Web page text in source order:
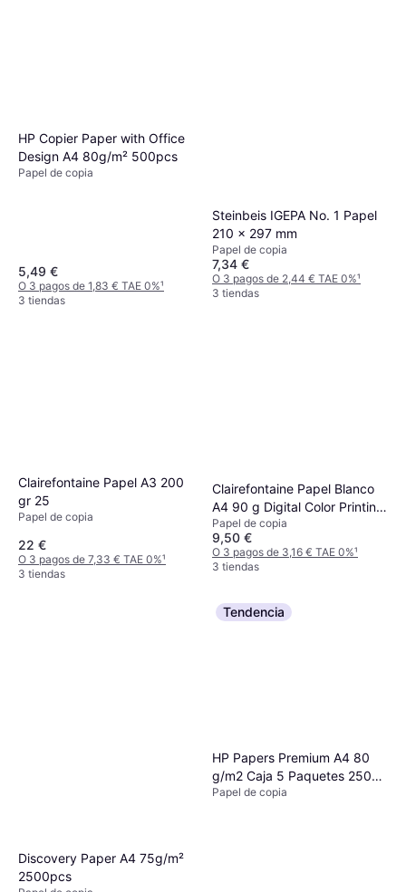
HP Copier Paper with Office
Design A4 80g/m² 500pcs
Papel de copia
5,49 €
O 3 pagos de 1,83 € TAE 0%¹
3 tiendas
Steinbeis IGEPA No. 1 Papel
210 x 297 mm
Papel de copia
7,34 €
O 3 pagos de 2,44 € TAE 0%¹
3 tiendas
Clairefontaine Papel A3 200
gr 25
Papel de copia
22 €
O 3 pagos de 7,33 € TAE 0%¹
3 tiendas
Clairefontaine Papel Blanco
A4 90 g Digital Color Printing
- Paquete de 500 Hojas
Papel de copia
9,50 €
O 3 pagos de 3,16 € TAE 0%¹
3 tiendas
Discovery Paper A4 75g/m²
2500pcs
Tendencia
HP Papers Premium A4 80
g/m2 Caja 5 Paquetes 2500
Hojas 80g/m² 2500pcs
Papel de copia